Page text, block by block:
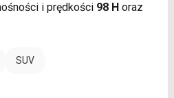
i prędkości 98 Horaz
SUV